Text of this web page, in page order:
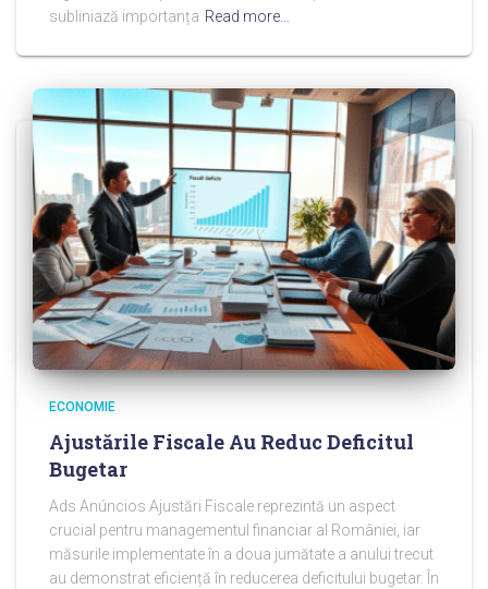
subliniază importanța Read more…
ECONOMIE
Ajustările Fiscale Au Reduc Deficitul
Bugetar
Ads Anúncios Ajustări Fiscale reprezintă un aspect
crucial pentru managementul financiar al României, iar
măsurile implementate în a doua jumătate a anului trecut
au demonstrat eficiență în reducerea deficitului bugetar. În